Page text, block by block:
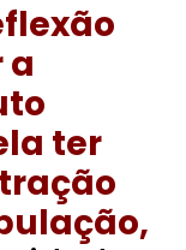
a
ter